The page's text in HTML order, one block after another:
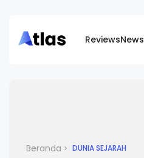
ReviewsNews
Beranda DUNIA SEJARAH